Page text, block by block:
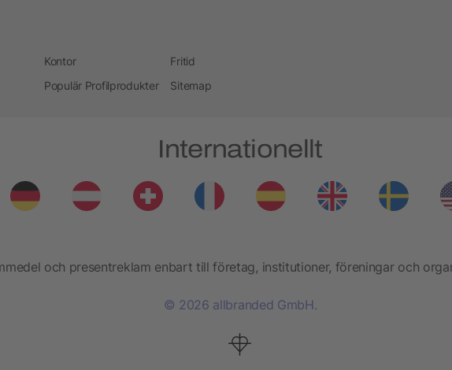
Kontor
Fritid
Populär Profilprodukter Sitemap
Internationellt
och presentreklam enbart till företag, institutioner, föreningar och
© 2026 allbranded GmbH.